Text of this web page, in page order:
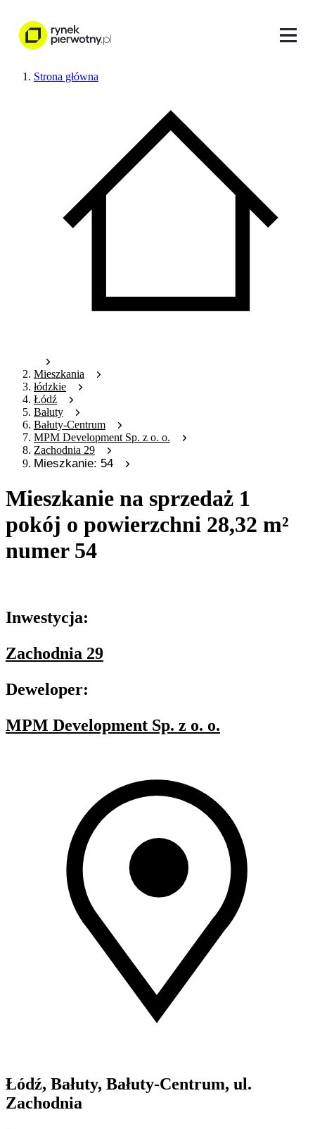
Strona główna
Mieszkania
łódzkie
Łódź
Bałuty
Bałuty-Centrum
MPM Development Sp. z o. o.
Zachodnia 29
Mieszkanie: 54
Mieszkanie na sprzedaż 1
pokój o powierzchni 28,32 m²
numer 54
Inwestycja:
Zachodnia 29
Deweloper:
MPM Development Sp. z o. o.
Łódź, Bałuty, Bałuty-Centrum, ul.
Zachodnia